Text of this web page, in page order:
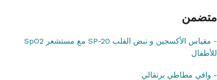
متضمن
- مقياس الأكسجين و نبض القلب SP-20 مع مستشعر SpO2
للأطفال
- واقي مطاطي برتقالي